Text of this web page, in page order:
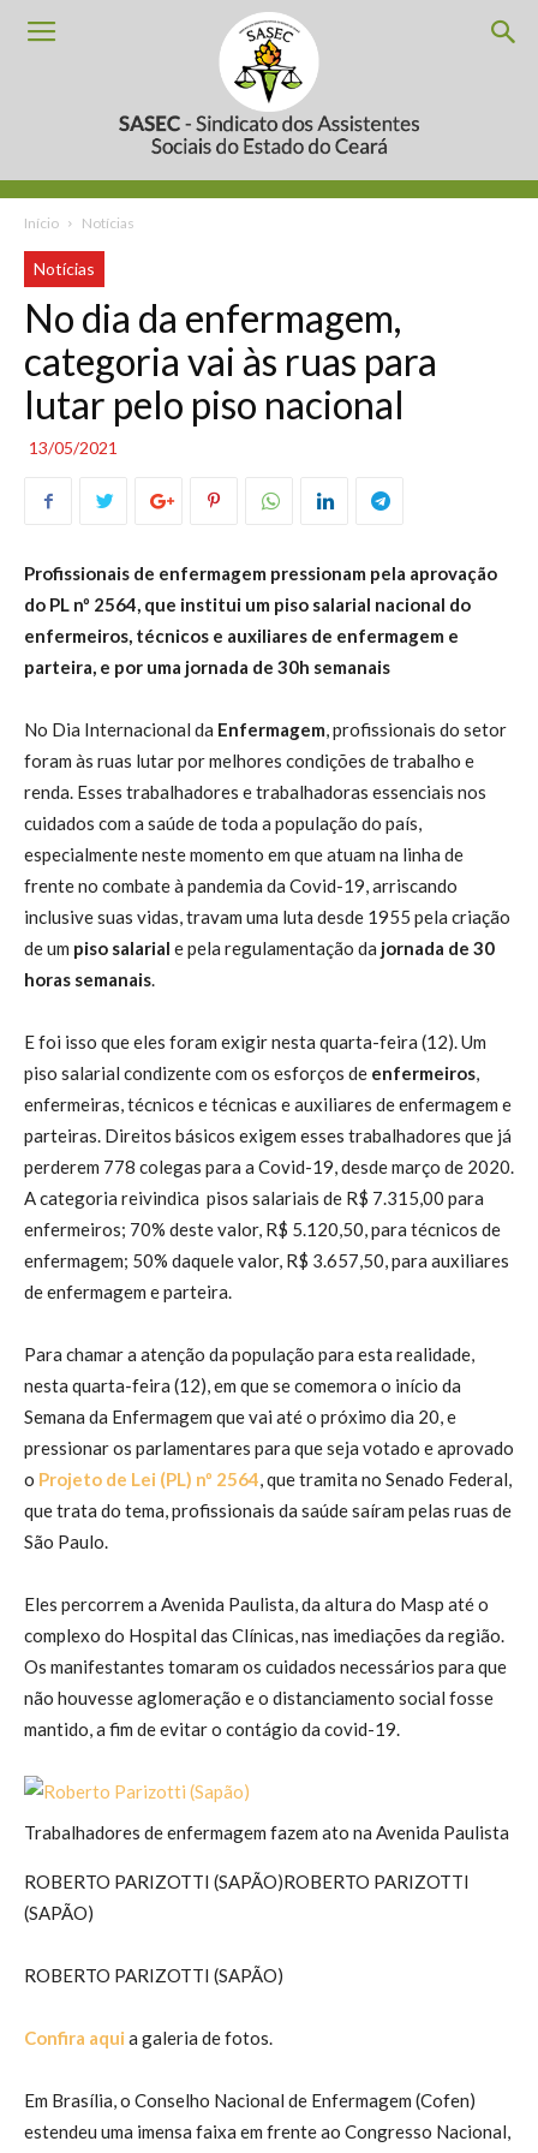
Início Notícias
Notícias
No dia da enfermagem,
categoria vai às ruas para
lutar pelo piso nacional
13/05/2021
Profissionais de enfermagem pressionam pela aprovação
do PL nº 2564, que institui um piso salarial nacional do
enfermeiros, técnicos e auxiliares de enfermagem e
parteira, e por uma jornada de 30h semanais
No Dia Internacional da Enfermagem, profissionais do setor
foram às ruas lutar por melhores condições de trabalho e
renda. Esses trabalhadores e trabalhadoras essenciais nos
cuidados com a saúde de toda a população do país,
especialmente neste momento em que atuam na linha de
frente no combate à pandemia da Covid-19, arriscando
inclusive suas vidas, travam uma luta desde 1955 pela criação
de um piso salarial e pela regulamentação da jornada de 30
horas semanais.
E foi isso que eles foram exigir nesta quarta-feira (12). Um
piso salarial condizente com os esforços de enfermeiros,
enfermeiras, técnicos e técnicas e auxiliares de enfermagem e
parteiras. Direitos básicos exigem esses trabalhadores que já
perderem 778 colegas para a Covid-19, desde março de 2020.
A categoria reivindica pisos salariais de R$ 7.315,00 para
enfermeiros; 70% deste valor, R$ 5.120,50, para técnicos de
enfermagem; 50% daquele valor, R$ 3.657,50, para auxiliares
de enfermagem e parteira.
Para chamar a atenção da população para esta realidade,
nesta quarta-feira (12), em que se comemora o início da
Semana da Enfermagem que vai até o próximo dia 20, e
pressionar os parlamentares para que seja votado e aprovado
o Projeto de Lei (PL) nº 2564, que tramita no Senado Federal,
que trata do tema, profissionais da saúde saíram pelas ruas de
São Paulo.
Eles percorrem a Avenida Paulista, da altura do Masp até o
complexo do Hospital das Clínicas, nas imediações da região.
Os manifestantes tomaram os cuidados necessários para que
não houvesse aglomeração e o distanciamento social fosse
mantido, a fim de evitar o contágio da covid-19.
Trabalhadores de enfermagem fazem ato na Avenida Paulista
ROBERTO PARIZOTTI (SAPÃO)ROBERTO PARIZOTTI
(SAPÃO)
ROBERTO PARIZOTTI (SAPÃO)
Confira aqui a galeria de fotos.
Em Brasília, o Conselho Nacional de Enfermagem (Cofen)
estendeu uma imensa faixa em frente ao Congresso Nacional,